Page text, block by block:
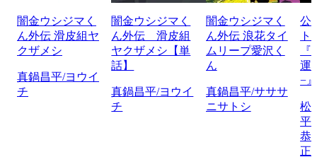
闇金ウシジマく
ん外伝 滑皮組ヤ
クザメシ
真鍋昌平/ヨウイ
チ
闇金ウシジマく
ん外伝 滑皮組
ヤクザメシ【単
話】
真鍋昌平/ヨウイ
チ
闇金ウシジマく
ん外伝 浪花タイ
ムリープ愛沢く
ん
真鍋昌平/サササ
ニサトシ
公
運
−
松
平/
恭/
正